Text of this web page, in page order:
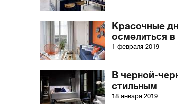
Красочные
осмелиться в
1 февраля 2019
В черной-
стильным
18 января 2019